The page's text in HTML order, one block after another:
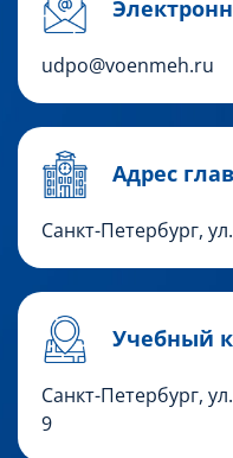
udpo@voenmeh.ru
Адрес
Санкт-Петербург,
Учебный
Санкт-Петербург,
9